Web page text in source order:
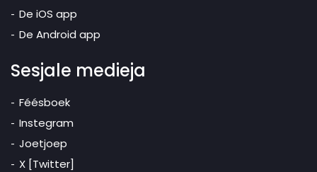
De iOS app
De Android app
Sesjale medieja
Féésboek
Instegram
Joetjoep
X [Twitter]